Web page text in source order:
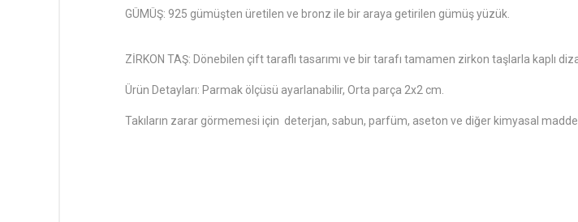
GÜMÜŞ: 925 gümüşten üretilen ve bronz ile bir araya getirilen gümüş yüzük.
ZİRKON TAŞ: Dönebilen çift taraflı tasarımı ve bir tarafı tamamen zirkon taşlarla kaplı
Ürün Detayları: Parmak ölçüsü ayarlanabilir, Orta parça 2x2 cm.
Takıların zarar görmemesi için deterjan, sabun, parfüm, aseton ve diğer kimyasal